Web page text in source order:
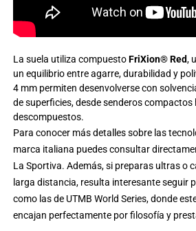
La suela utiliza compuestoFriXion® Red,
un equilibrio entre agarre, durabilidad y
4 mm permiten desenvolverse con
de superficies, desde senderos
descompuestos.
Para conocer más detalles sobre las
marca italiana puedes consultar
La Sportiva. Además, si preparas ultras o
larga distancia, resulta interesante seguir
como las de UTMB World Series, donde
encajan perfectamente por filosofía y